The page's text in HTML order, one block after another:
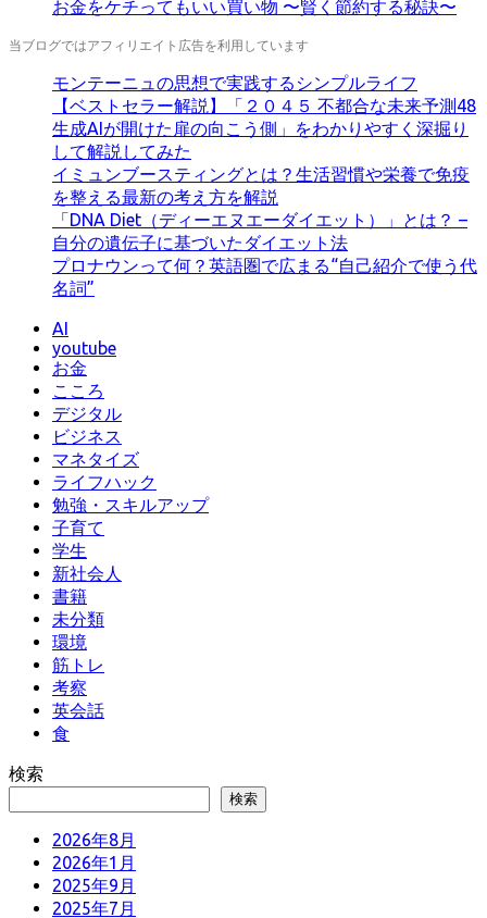
お金をケチってもいい買い物 〜賢く節約する秘訣〜
当ブログではアフィリエイト広告を利用しています
モンテーニュの思想で実践するシンプルライフ
【ベストセラー解説】「２０４５ 不都合な未来予測48
生成AIが開けた扉の向こう側」をわかりやすく深掘り
して解説してみた
イミュンブースティングとは？生活習慣や栄養で免疫
を整える最新の考え方を解説
「DNA Diet（ディーエヌエーダイエット）」とは？ –
自分の遺伝子に基づいたダイエット法
プロナウンって何？英語圏で広まる“自己紹介で使う代
名詞”
AI
youtube
お金
こころ
デジタル
ビジネス
マネタイズ
ライフハック
勉強・スキルアップ
子育て
学生
新社会人
書籍
未分類
環境
筋トレ
考察
英会話
食
検索
検索
2026年8月
2026年1月
2025年9月
2025年7月